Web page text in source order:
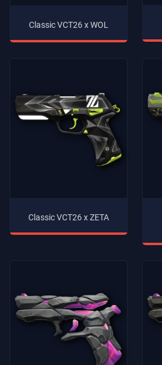
Classic VCT26 x WOL
Classic VCT26 x ZETA